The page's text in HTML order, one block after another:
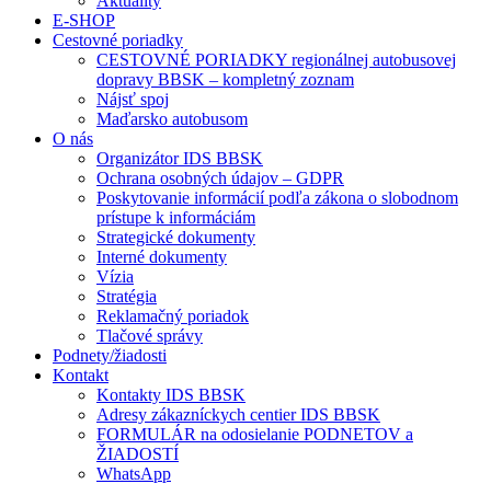
E-SHOP
Cestovné poriadky
CESTOVNÉ PORIADKY regionálnej autobusovej
dopravy BBSK – kompletný zoznam
Nájsť spoj
Maďarsko autobusom
O nás
Organizátor IDS BBSK
Ochrana osobných údajov – GDPR
Poskytovanie informácií podľa zákona o slobodnom
prístupe k informáciám
Strategické dokumenty
Interné dokumenty
Vízia
Stratégia
Reklamačný poriadok
Tlačové správy
Podnety/žiadosti
Kontakt
Kontakty IDS BBSK
Adresy zákazníckych centier IDS BBSK
FORMULÁR na odosielanie PODNETOV a
ŽIADOSTÍ
WhatsApp